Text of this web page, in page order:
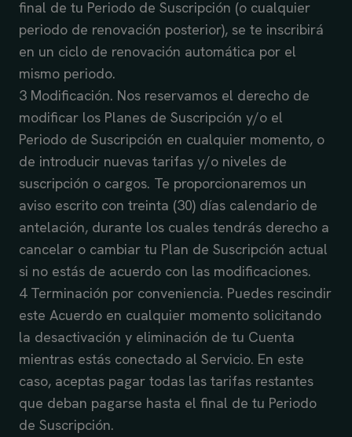
final de tu Periodo de Suscripción (o cualquier
periodo de renovación posterior), se te inscribirá
en un ciclo de renovación automática por el
mismo periodo.
3 Modificación. Nos reservamos el derecho de
modificar los Planes de Suscripción y/o el
Periodo de Suscripción en cualquier momento, o
de introducir nuevas tarifas y/o niveles de
suscripción o cargos. Te proporcionaremos un
aviso escrito con treinta (30) días calendario de
antelación, durante los cuales tendrás derecho a
cancelar o cambiar tu Plan de Suscripción actual
si no estás de acuerdo con las modificaciones.
4 Terminación por conveniencia. Puedes rescindir
este Acuerdo en cualquier momento solicitando
la desactivación y eliminación de tu Cuenta
mientras estás conectado al Servicio. En este
caso, aceptas pagar todas las tarifas restantes
que deban pagarse hasta el final de tu Periodo
de Suscripción.